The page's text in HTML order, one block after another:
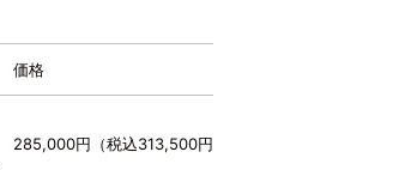
価格
285,000円（税込313,500円）